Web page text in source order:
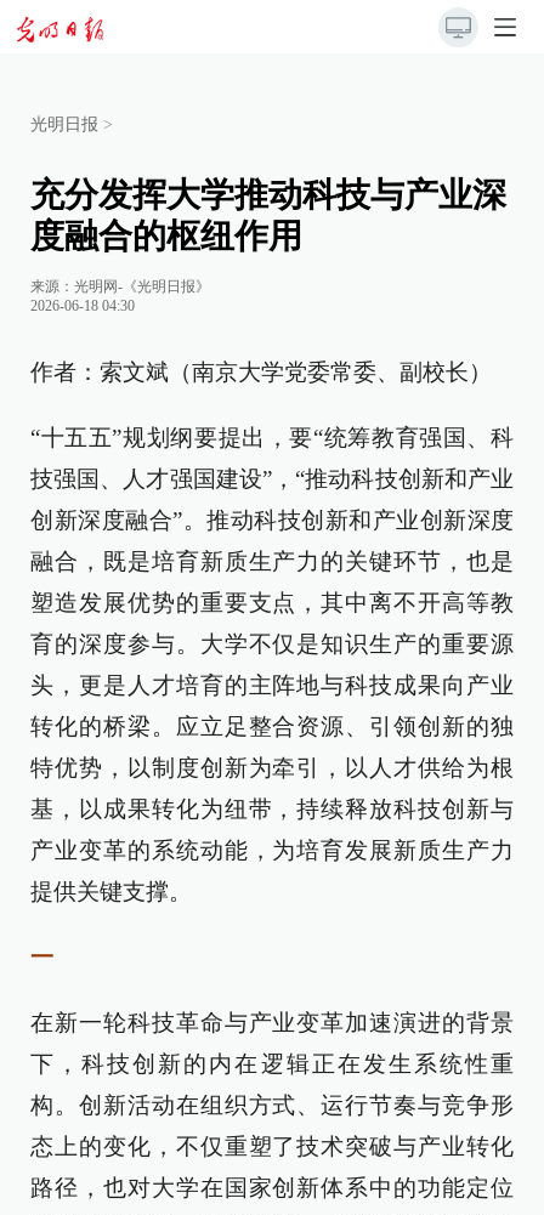
光明日报 >
充分发挥大学推动科技与产业深
度融合的枢纽作用
来源： 光明网-《光明日报》
2026-06-18 04:30
作者：索文斌（南京大学党委常委、副校长）
“十五五”规划纲要提出，要“统筹教育强国、科
技强国、人才强国建设”，“推动科技创新和产业
创新深度融合”。推动科技创新和产业创新深度
融合，既是培育新质生产力的关键环节，也是
塑造发展优势的重要支点，其中离不开高等教
育的深度参与。大学不仅是知识生产的重要源
头，更是人才培育的主阵地与科技成果向产业
转化的桥梁。应立足整合资源、引领创新的独
特优势，以制度创新为牵引，以人才供给为根
基，以成果转化为纽带，持续释放科技创新与
产业变革的系统动能，为培育发展新质生产力
提供关键支撑。
一
在新一轮科技革命与产业变革加速演进的背景
下，科技创新的内在逻辑正在发生系统性重
构。创新活动在组织方式、运行节奏与竞争形
态上的变化，不仅重塑了技术突破与产业转化
路径，也对大学在国家创新体系中的功能定位